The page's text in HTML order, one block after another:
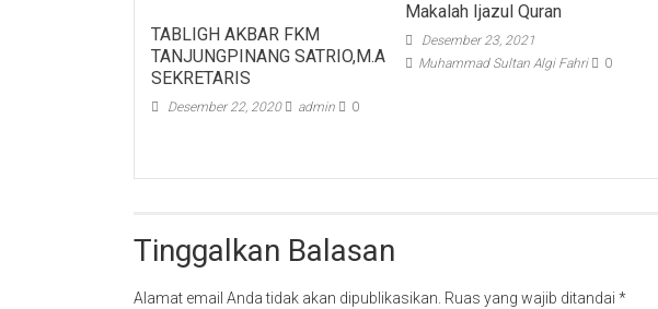
TABLIGH AKBAR FKM
TANJUNGPINANG SATRIO,M.A
SEKRETARIS
Desember 22, 2020 admin 0
Makalah Ijazul Quran
Desember 23, 2021
Muhammad Sultan Algi Fahri
0
Tinggalkan Balasan
Alamat email Anda tidak akan dipublikasikan. Ruas yang wajib ditandai *